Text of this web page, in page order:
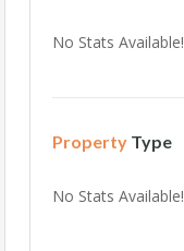
No Stats Available!
Property Type
No Stats Available!